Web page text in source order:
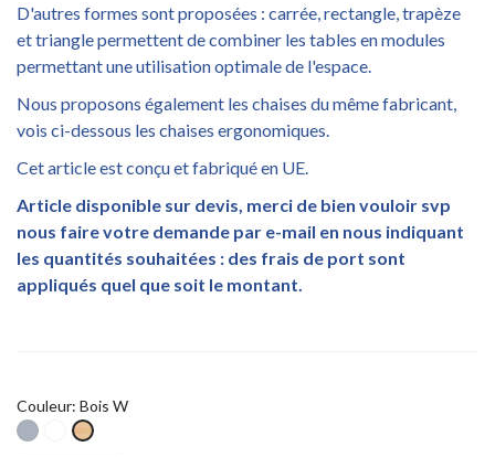
D'autres formes sont proposées : carrée, rectangle, trapèze
et triangle permettent de combiner les tables en modules
permettant une utilisation optimale de l'espace.
Nous proposons également les chaises du même fabricant,
vois ci-dessous les chaises ergonomiques.
Cet article est conçu et fabriqué en UE.
Article disponible sur devis, merci de bien vouloir svp
nous faire votre demande par e-mail en nous indiquant
les quantités souhaitées : des frais de port sont
appliqués quel que soit le montant.
Couleur: Bois W
Gris BlancBois
W